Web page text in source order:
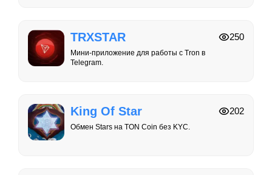
TRXSTAR
Мини-приложение для работы с Tron в
Telegram.
250
King Of Star
Обмен Stars на TON Coin без KYC.
202